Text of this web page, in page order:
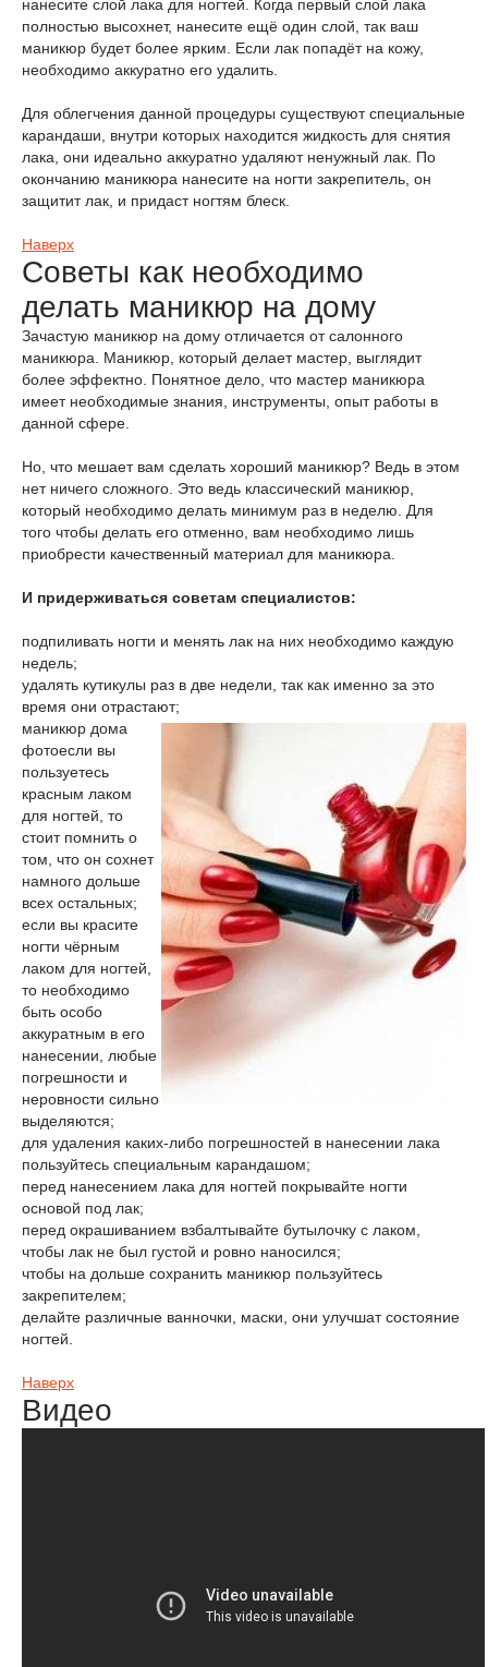
нанесите слой лака для ногтей. Когда первый слой лака
полностью высохнет, нанесите ещё один слой, так ваш
маникюр будет более ярким. Если лак попадёт на кожу,
необходимо аккуратно его удалить.
Для облегчения данной процедуры существуют специальные
карандаши, внутри которых находится жидкость для снятия
лака, они идеально аккуратно удаляют ненужный лак. По
окончанию маникюра нанесите на ногти закрепитель, он
защитит лак, и придаст ногтям блеск.
Наверх
Советы как необходимо
делать маникюр на дому
Зачастую маникюр на дому отличается от салонного
маникюра. Маникюр, который делает мастер, выглядит
более эффектно. Понятное дело, что мастер маникюра
имеет необходимые знания, инструменты, опыт работы в
данной сфере.
Но, что мешает вам сделать хороший маникюр? Ведь в этом
нет ничего сложного. Это ведь классический маникюр,
который необходимо делать минимум раз в неделю. Для
того чтобы делать его отменно, вам необходимо лишь
приобрести качественный материал для маникюра.
И придерживаться советам специалистов:
подпиливать ногти и менять лак на них необходимо каждую
недель;
удалять кутикулы раз в две недели, так как именно за это
время они отрастают;
маникюр дома
фотоесли вы
пользуетесь
красным лаком
для ногтей, то
стоит помнить о
том, что он сохнет
намного дольше
всех остальных;
если вы красите
ногти чёрным
лаком для ногтей,
то необходимо
быть особо
аккуратным в его
нанесении, любые
погрешности и
неровности сильно
выделяются;
для удаления каких-либо погрешностей в нанесении лака
пользуйтесь специальным карандашом;
перед нанесением лака для ногтей покрывайте ногти
основой под лак;
перед окрашиванием взбалтывайте бутылочку с лаком,
чтобы лак не был густой и ровно наносился;
чтобы на дольше сохранить маникюр пользуйтесь
закрепителем;
делайте различные ванночки, маски, они улучшат состояние
ногтей.
Наверх
Видео